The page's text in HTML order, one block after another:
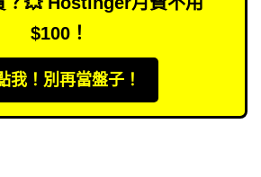
$100！
我！別再當盤子！